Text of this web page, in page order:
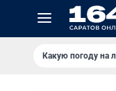
Какую погоду на